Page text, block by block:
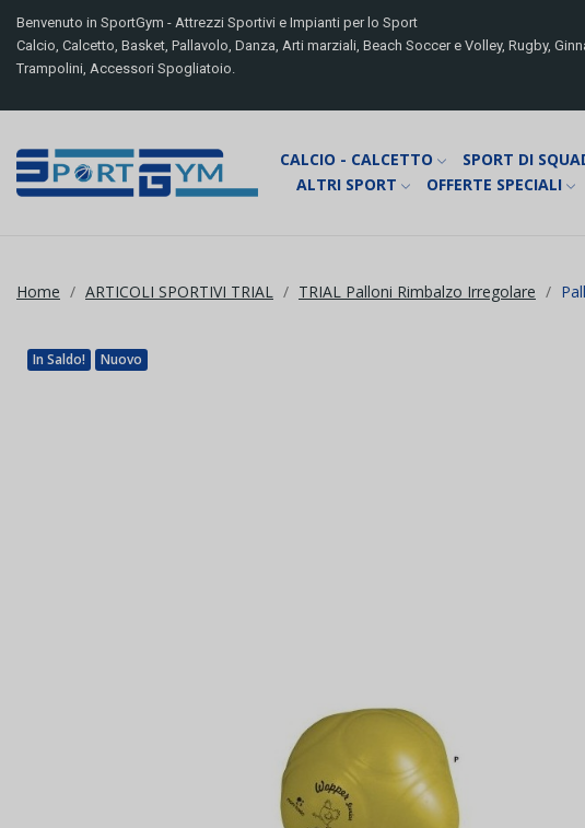
Benvenuto in SportGym - Attrezzi Sportivi e Impianti per lo Sport
Calcio, Calcetto, Basket, Pallavolo, Danza, Arti marziali, Beach Soccer e Volley, Rugby,
Trampolini, Accessori Spogliatoio.
CALCIO - CALCETTO SPORT DI
ALTRI SPORT
OFFERTE SPECIALI
Home ARTICOLI SPORTIVI TRIAL TRIAL Palloni Rimbalzo Irregolare
In Saldo! Nuovo